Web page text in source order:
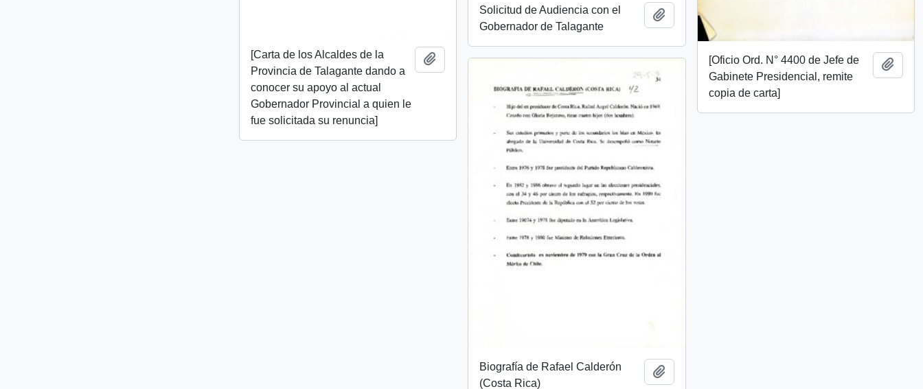
[Carta de los Alcaldes de la
Provincia de Talagante dando a
conocer su apoyo al actual
Gobernador Provincial a quien le
fue solicitada su renuncia]
Añadir al portapapeles
Solicitud de Audiencia con el
Gobernador de Talagante
Añadir al portapapeles
[Oficio Ord. N° 4400 de Jefe de
Gabinete Presidencial, remite
copia de carta]
Biografía de Rafael Calderón
(Costa Rica)
Añadir al portapapeles